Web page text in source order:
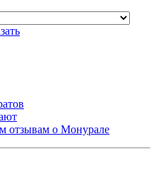
отзывам о Монурале